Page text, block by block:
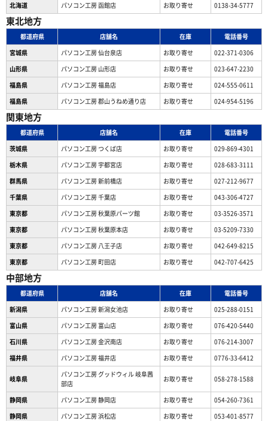
北海道
パソコン工房 函館店 お取り寄せ 0138-34-5777
東北地方
都道府県 店舗名 在庫
電話番号
宮城県
パソコン工房 仙台泉店 お取り寄せ
022-371-0306
山形県
パソコン工房 山形店 お取り寄せ
023-647-2230
福島県
パソコン工房 福島店 お取り寄せ
024-555-0611
福島県
パソコン工房 郡山うねめ通り店 お取り寄せ 024-954-5196
関東地方
都道府県 店舗名 在庫
電話番号
茨城県
パソコン工房 つくば店 お取り寄せ
029-869-4301
栃木県
パソコン工房 宇都宮店 お取り寄せ
028-683-3111
群馬県
パソコン工房 新前橋店 お取り寄せ
027-212-9677
千葉県
パソコン工房 千葉店 お取り寄せ
043-306-4727
東京都
パソコン工房 秋葉原パーツ館 お取り寄せ
03-3526-3571
東京都
パソコン工房 秋葉原本店 お取り寄せ
03-5209-7330
東京都
パソコン工房 八王子店 お取り寄せ
042-649-8215
東京都
パソコン工房 町田店 お取り寄せ 042-707-6425
中部地方
都道府県 店舗名 在庫
電話番号
新潟県
パソコン工房 新潟女池店 お取り寄せ
025-288-0151
富山県
パソコン工房 富山店 お取り寄せ
076-420-5440
石川県
パソコン工房 金沢南店 お取り寄せ
076-214-3007
福井県
パソコン工房 福井店 お取り寄せ 0776-33-6412
岐阜県
パソコン工房 グッドウィル 岐阜茜
部店
お取り寄せ 058-278-1588
静岡県 パソコン工房 静岡店 お取り寄せ
054-260-7361
静岡県
パソコン工房 浜松店 お取り寄せ 053-401-8577